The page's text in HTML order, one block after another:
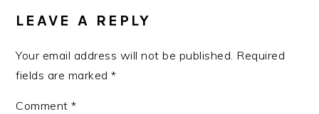
INTERACTIONS
LEAVE A REPLY
Your email address will not be published. Required
fields are marked*
Comment*